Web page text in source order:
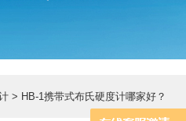
> HB-1携带式布氏硬度计哪家好？